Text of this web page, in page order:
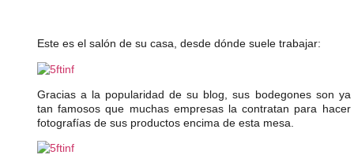
Este es el salón de su casa, desde dónde suele trabajar:
Gracias a la popularidad de su blog, sus bodegones son ya
tan famosos que muchas empresas la contratan para hacer
fotografías de sus productos encima de esta mesa.